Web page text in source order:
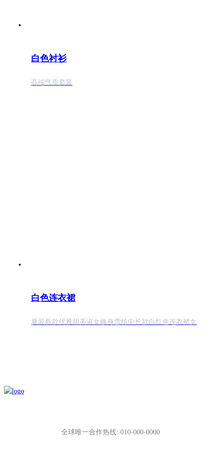
白色衬衫
高端气质套装
白色连衣裙
夏装新款优雅甜美淑女修身雪纺中长款白红色连衣裙女
全球唯一合作热线: 010-000-0000